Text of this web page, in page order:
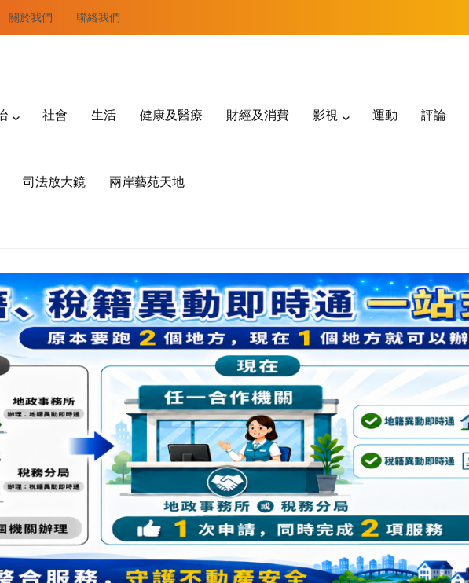
關於我們 聯絡我們
社會 生活 健康及醫療 財經及消費 影視 運動 評論
司法放大鏡 兩岸藝苑天地